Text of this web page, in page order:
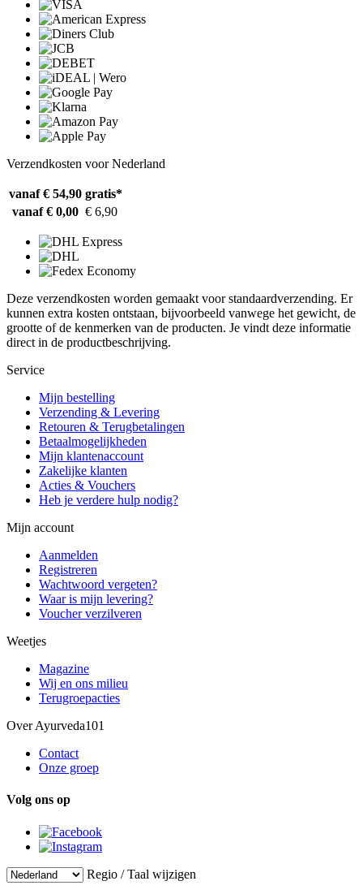
Verzendkosten voor Nederland
vanaf € 54,90 gratis*
vanaf € 0,00 € 6,90
Deze verzendkosten worden gemaakt voor standaardverzending. Er
kunnen extra kosten ontstaan, bijvoorbeeld vanwege het gewicht, de
grootte of de kenmerken van de producten. Je vindt deze informatie
direct in de productbeschrijving.
Service
Mijn bestelling
Verzending & Levering
Retouren & Terugbetalingen
Betaalmogelijkheden
Mijn klantenaccount
Zakelijke klanten
Acties & Vouchers
Heb je verdere hulp nodig?
Mijn account
Aanmelden
Registreren
Wachtwoord vergeten?
Waar is mijn levering?
Voucher verzilveren
Weetjes
Magazine
Wij en ons milieu
Terugroepacties
Over Ayurveda101
Contact
Onze groep
Volg ons op
Regio / Taal wijzigen